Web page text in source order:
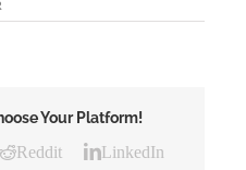
Your Platform!
Reddit
LinkedIn